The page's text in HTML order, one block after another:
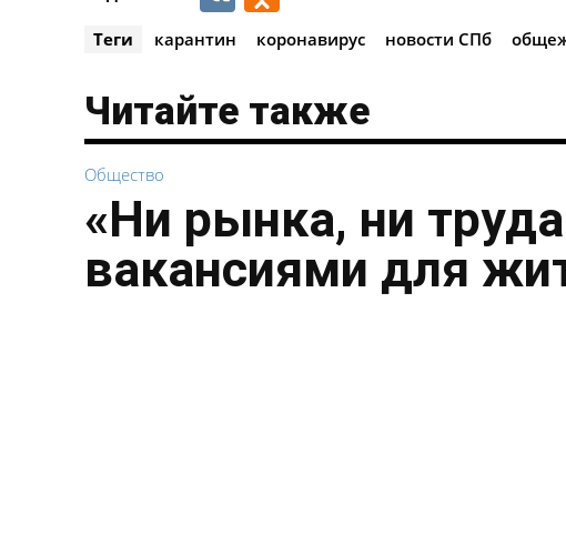
Теги карантин коронавирус новости СПб
Читайте также
Общество
«Ни рынка, ни
вакансиями для